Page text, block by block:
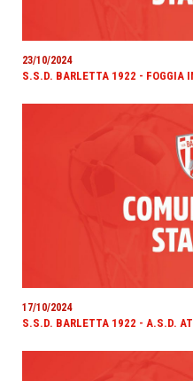
23/10/2024
S.S.D. BARLETTA 1922 - FOGGIA
17/10/2024
S.S.D. BARLETTA 1922 - A.S.D.